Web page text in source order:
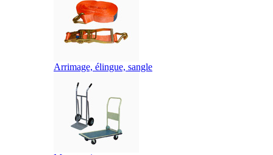
Arrimage, élingue, sangle